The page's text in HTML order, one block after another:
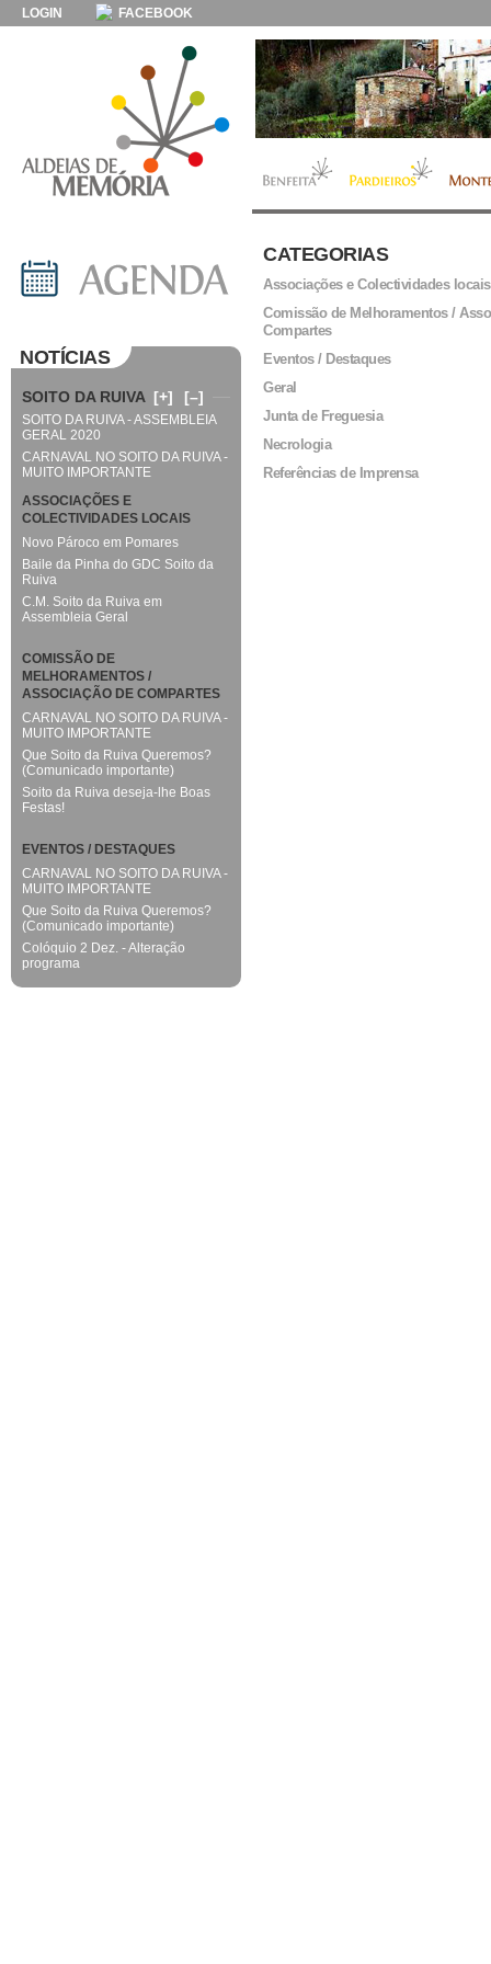
LOGIN FACEBOOK
CATEGORIAS
Associações e Colectividades locais
Comissão de Melhoramentos /
Compartes
Eventos / Destaques
Geral
Junta de Freguesia
Necrologia
Referências de Imprensa
NOTÍCIAS
SOITO DA RUIVA [+] [–]
SOITO DA RUIVA - ASSEMBLEIA
GERAL 2020
CARNAVAL NO SOITO DA RUIVA -
MUITO IMPORTANTE
ASSOCIAÇÕES E
COLECTIVIDADES LOCAIS
Novo Pároco em Pomares
Baile da Pinha do GDC Soito da
Ruiva
C.M. Soito da Ruiva em
Assembleia Geral
COMISSÃO DE
MELHORAMENTOS /
ASSOCIAÇÃO DE COMPARTES
CARNAVAL NO SOITO DA RUIVA -
MUITO IMPORTANTE
Que Soito da Ruiva Queremos?
(Comunicado importante)
Soito da Ruiva deseja-lhe Boas
Festas!
EVENTOS / DESTAQUES
CARNAVAL NO SOITO DA RUIVA -
MUITO IMPORTANTE
Que Soito da Ruiva Queremos?
(Comunicado importante)
Colóquio 2 Dez. - Alteração
programa